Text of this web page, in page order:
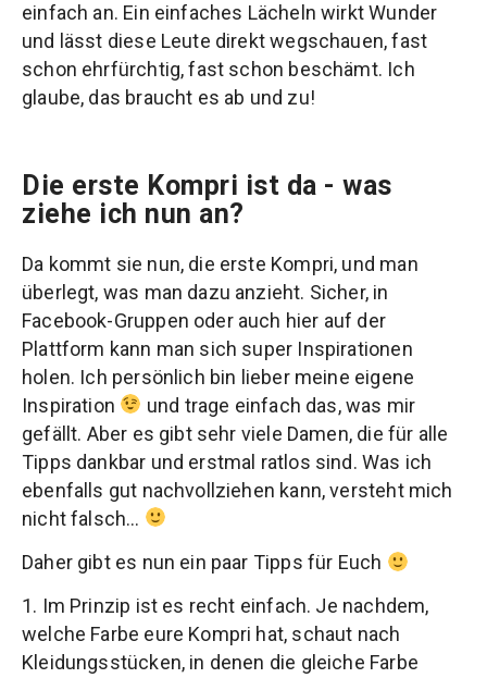
einfach an. Ein einfaches Lächeln wirkt Wunder
und lässt diese Leute direkt wegschauen, fast
schon ehrfürchtig, fast schon beschämt. Ich
glaube, das braucht es ab und zu!
Die erste Kompri ist da - was
ziehe ich nun an?
Da kommt sie nun, die erste Kompri, und man
überlegt, was man dazu anzieht. Sicher, in
Facebook-Gruppen oder auch hier auf der
Plattform kann man sich super Inspirationen
holen. Ich persönlich bin lieber meine eigene
Inspiration
und trage einfach das, was mir
gefällt. Aber es gibt sehr viele Damen, die für alle
Tipps dankbar und erstmal ratlos sind. Was ich
ebenfalls gut nachvollziehen kann, versteht mich
nicht falsch…
Daher gibt es nun ein paar Tipps für Euch
1. Im Prinzip ist es recht einfach. Je nachdem,
welche Farbe eure Kompri hat, schaut nach
Kleidungsstücken, in denen die gleiche Farbe